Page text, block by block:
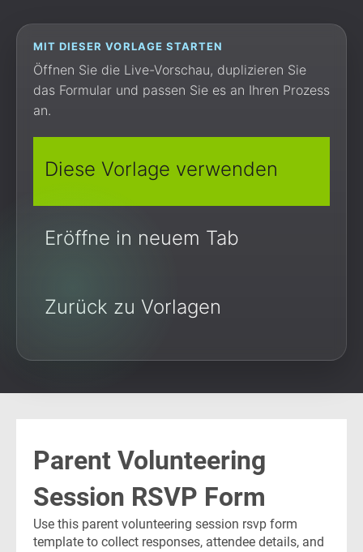
MIT DIESER VORLAGE STARTEN
Öffnen Sie die Live-Vorschau, duplizieren Sie
das Formular und passen Sie es an Ihren Prozess
an.
Diese Vorlage verwenden
Eröffne in neuem Tab
Zurück zu Vorlagen